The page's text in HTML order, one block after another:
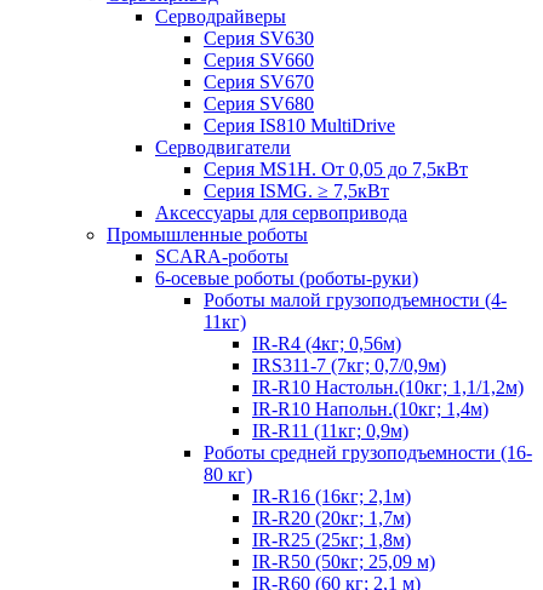
Серводрайверы
Серия SV630
Серия SV660
Серия SV670
Серия SV680
Серия IS810 MultiDrive
Серводвигатели
Серия MS1H. От 0,05 до 7,5кВт
Серия ISMG. ≥ 7,5кВт
Аксессуары для сервопривода
Промышленные роботы
SCARA-роботы
6-осевые роботы (роботы-руки)
Роботы малой грузоподъемности (4-
11кг)
IR-R4 (4кг; 0,56м)
IRS311-7 (7кг; 0,7/0,9м)
IR-R10 Настольн.(10кг; 1,1/1,2м)
IR-R10 Напольн.(10кг; 1,4м)
IR-R11 (11кг; 0,9м)
Роботы средней грузоподъемности (16-
80 кг)
IR-R16 (16кг; 2,1м)
IR-R20 (20кг; 1,7м)
IR-R25 (25кг; 1,8м)
IR-R50 (50кг; 25,09 м)
IR-R60 (60 кг; 2,1 м)